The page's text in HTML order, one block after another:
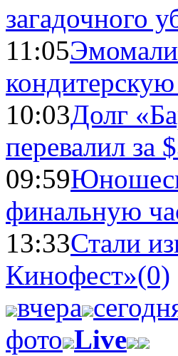
загадочного
11:05
10:03Долг
перевалил за
09:59
финальную
13:33Стали
Кинофест»(0)
вчера
фото Live